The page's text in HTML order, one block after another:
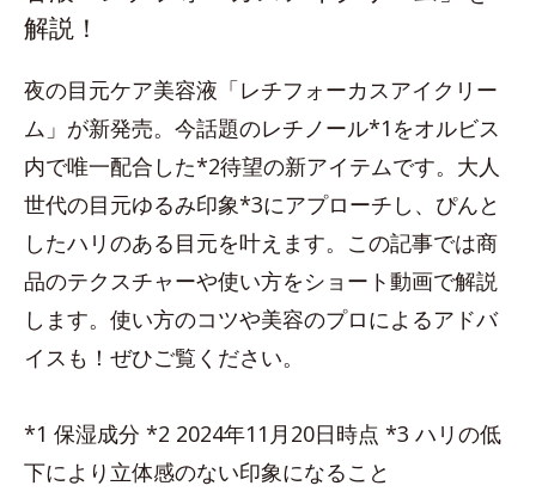
解説！
夜の目元ケア美容液「レチフォーカスアイクリー
ム」が新発売。今話題のレチノール*1をオルビス
内で唯一配合した*2待望の新アイテムです。大人
世代の目元ゆるみ印象*3にアプローチし、ぴんと
したハリのある目元を叶えます。この記事では商
品のテクスチャーや使い方をショート動画で解説
します。使い方のコツや美容のプロによるアドバ
イスも！ぜひご覧ください。
*1 保湿成分 *2 2024年11月20日時点 *3 ハリの低
下により立体感のない印象になること